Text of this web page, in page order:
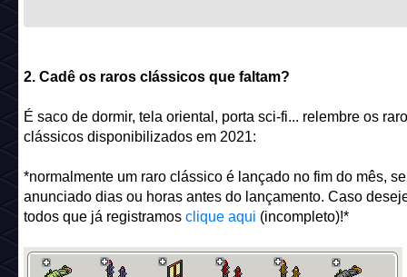
2. Cadê os raros clássicos que faltam?
É saco de dormir, tela oriental, porta sci-fi... relembre os
clássicos disponibilizados em 2021:
*normalmente um raro clássico é lançado no fim do mês,
anunciado dias ou horas antes do lançamento. Caso
todos que já registramos clique aqui (incompleto)!*